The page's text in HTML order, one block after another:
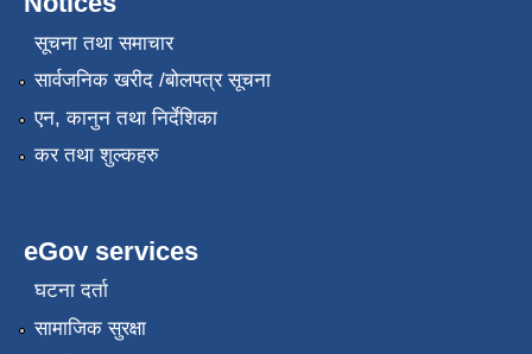
सूचना तथा समाचार
सार्वजनिक खरीद /बोलपत्र सूचना
एन, कानुन तथा निर्देशिका
कर तथा शुल्कहरु
eGov services
घटना दर्ता
सामाजिक सुरक्षा